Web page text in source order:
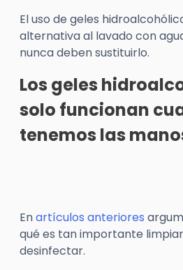
El uso de geles
alternativa al lavado con
nunca deben sustituirlo.
Los geles
solo funcionan
tenemos las
Enartículos anteriores
qué es tan importante
desinfectar.